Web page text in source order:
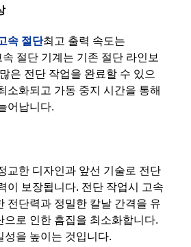
속 절단최고 출력 속도는
절단 기계는 기존 절단 라인보
은 전단 작업을 완료할 수 있으
소화되고 가동 중지 시간을 통해
어납니다.
교한 디자인과 앞선 기술로 전단
이 보장됩니다. 전단 작업시 고속
전단력과 정밀한 칼날 간격을 유
으로 인한 흠집을 최소화합니다.
성을 높이는 것입니다.